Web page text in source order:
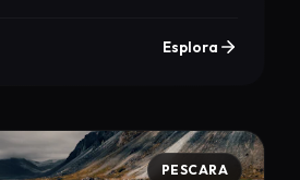
Esplora
PESCARA